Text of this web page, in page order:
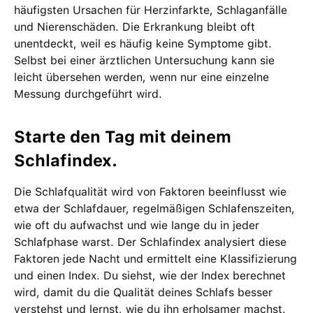
häufigsten Ursachen für Herzinfarkte, Schlaganfälle
und Nierenschäden. Die Erkrankung bleibt oft
unentdeckt, weil es häufig keine Symptome gibt.
Selbst bei einer ärztlichen Untersuchung kann sie
leicht übersehen werden, wenn nur eine einzelne
Messung durchgeführt wird.
Starte den Tag mit deinem
Schlafindex.
Die Schlafqualität wird von Faktoren beeinflusst wie
etwa der Schlafdauer, regelmäßigen Schlafenszeiten,
wie oft du aufwachst und wie lange du in jeder
Schlafphase warst. Der Schlafindex analysiert diese
Faktoren jede Nacht und ermittelt eine Klassifizierung
und einen Index. Du siehst, wie der Index berechnet
wird, damit du die Qualität deines Schlafs besser
verstehst und lernst, wie du ihn erholsamer machst.